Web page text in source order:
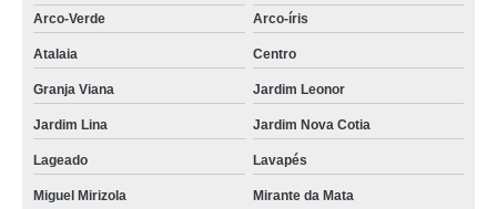
Arco-Verde
Arco-íris
Atalaia Centro
Granja Viana Jardim Leonor
Jardim Lina Jardim Nova Cotia
Lageado Lavapés
Miguel Mirizola Mirante da Mata